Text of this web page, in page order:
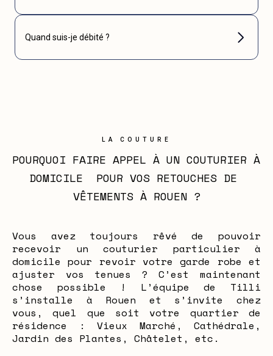
Quand suis-je débité ?
LA COUTURE
POURQUOI FAIRE APPEL À UN COUTURIER À
DOMICILE  POUR VOS RETOUCHES DE
VÊTEMENTS À ROUEN ?
Vous avez toujours rêvé de pouvoir
recevoir un couturier particulier à
domicile pour revoir votre garde robe et
ajuster vos tenues ? C’est maintenant
chose possible ! L’équipe de Tilli
s’installe à Rouen et s’invite chez
vous, quel que soit votre quartier de
résidence : Vieux Marché, Cathédrale,
Jardin des Plantes, Châtelet, etc.